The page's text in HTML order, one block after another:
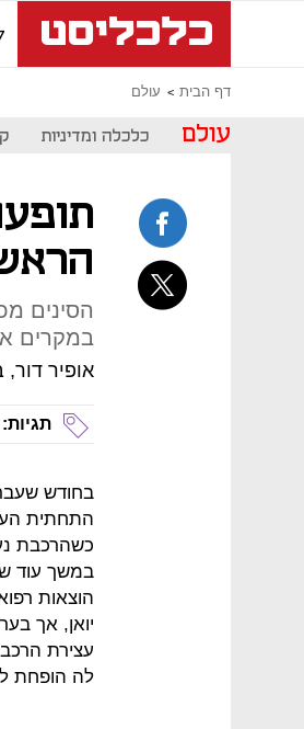
דף הבית עולם
עולם כלכלה ומדיניות
הסינים
במקרים
אופיר דור,
תגיות:
בחודש
יואן, אך
עצירת
לה הופחת ל-56 אלף יואן ונקבע שהיא נושאת ברוב